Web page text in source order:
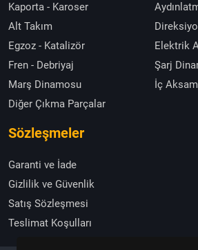
Kaporta - Karoser
Alt Takım
Egzoz - Katalizör
Elektrik
Fren - Debriyaj
Şarj
Marş Dinamosu
İç Aksam
Diğer Çıkma Parçalar
Sözleşmeler
Garanti ve İade
Gizlilik ve Güvenlik
Satış Sözleşmesi
Teslimat Koşulları